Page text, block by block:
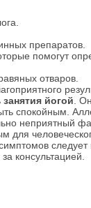
препаратов.
помогут
отваров.
занятия йогой .
спокойным.
неприятный
для
консультацией.